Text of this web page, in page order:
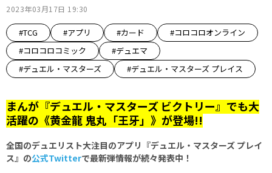
2023年03月17日 19:30
#TCG #アプリ #カード
#コロコロオンライン
#コロコロコミック
#デュエマ
#デュエル・マスターズ
#デュエル・マスターズ プレイス
まんが『デュエル・マスターズ ビクトリー』でも大
活躍の《黄金龍 鬼丸「王牙」》が登場!!
全国のデュエリスト大注目のアプリ『デュエル・マスターズ プレイ
ス』の公式Twitterで最新弾情報が続々発表中！